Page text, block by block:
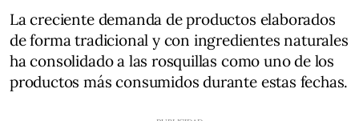
La creciente demanda de productos elaborados
de forma tradicional y con ingredientes naturales
ha consolidado a las rosquillas como uno de los
productos más consumidos durante estas fechas.